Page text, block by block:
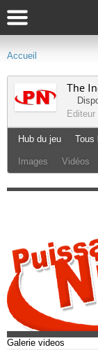
Accueil
The
Editeur
Hub du jeu Tous
Images Vidéos
Galerie videos